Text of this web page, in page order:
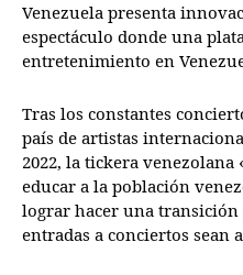
Venezuela presenta
espectáculo donde una
entretenimiento en
Tras los constantes
país de artistas
2022, la tickera venezolana
educar a la población
lograr hacer una transición
entradas a conciertos sean